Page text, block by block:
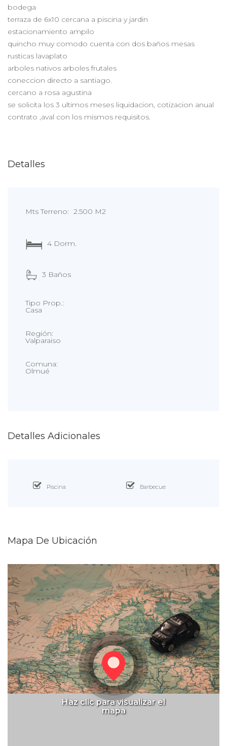
bodega
terraza de 6x10 cercana a piscina y jardin
estacionamiento ampilo
quincho muy comodo cuenta con dos baños mesas
rusticas lavaplato
arboles nativos arboles frutales
coneccion directo a santiago.
cercano a rosa agustina
se solicita los 3 ultimos meses liquidacion, cotizacion anual
contrato ,aval con los mismos requisitos.
Detalles
Mts Terreno: 2.500 M2
4 Dorm.
3 Baños
Tipo Prop.:
Casa
Región:
Valparaiso
Comuna:
Olmué
Detalles Adicionales
Piscina Barbecue
Mapa De Ubicación
Haz clic para visualizar el
mapa